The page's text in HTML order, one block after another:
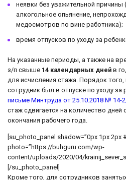
неявки без уважительной причины
алкогольное опьянение,
медосмотров по вине работника);
время отпусков по уходу за
На указанные периоды, а также на
з/п свыше 14 календарных дней в
для исчисления стажа. Порядок
сотрудник был в отпуске по уходу
письме Минтруда от 25.10.2018 № 14-
стаж сдвигается на количество дней
окончания рабочего года.
[su_photo_panel shadow=”0px 1px 2px
photo=”https://buhguru.com/wp-
content/uploads/2020/04/
[/su_photo_panel]
Кроме того, для сотрудников